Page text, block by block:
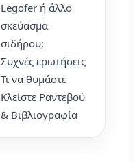
Legofer ή άλλο
σκεύασμα
σιδήρου;
Συχνές ερωτήσεις
Τι να θυμάστε
Κλείστε Ραντεβού
& Βιβλιογραφία